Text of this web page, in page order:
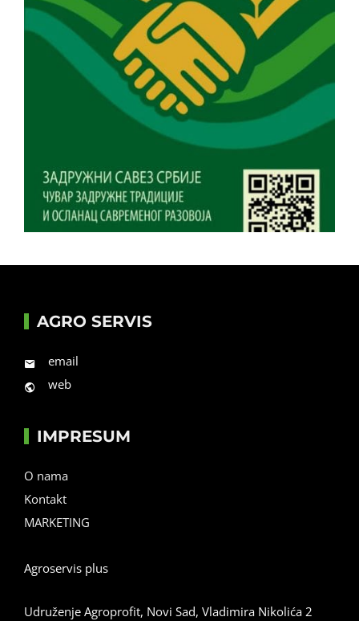
AGRO SERVIS
email
web
IMPRESUM
O nama
Kontakt
MARKETING
Agroservis plus
Udruženje Agroprofit, Novi Sad, Vladimira Nikolića 2